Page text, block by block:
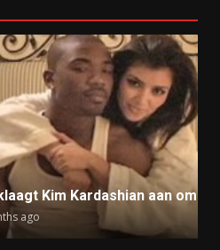
aan om sekstape